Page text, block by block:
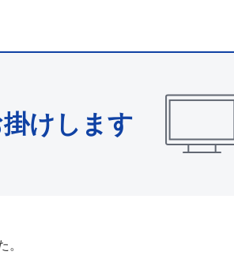
けします
。